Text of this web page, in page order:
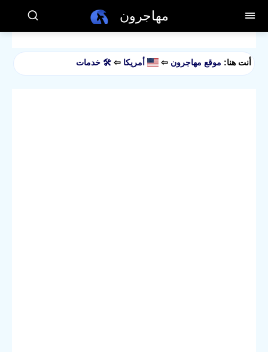
مهاجرون
أنت هنا: موقع مهاجرون ⇦ أمريكا ⇦ 🛠️ خدمات